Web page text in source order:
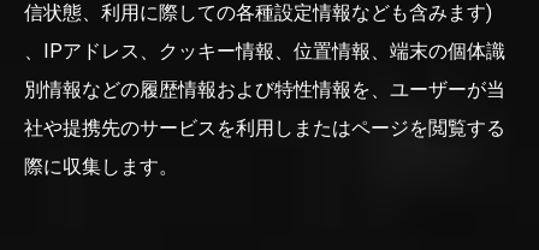
信状態、利用に際しての各種設定情報なども含みます)
、IPアドレス、クッキー情報、位置情報、端末の個体識
別情報などの履歴情報および特性情報を、ユーザーが当
社や提携先のサービスを利用しまたはページを閲覧する
際に収集します。